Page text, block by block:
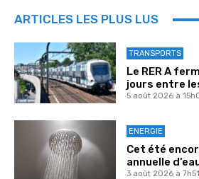
ARTICLES LES PLUS LUS
TRANSPORTS
Le RER A
jours entre
5 août 2026 à
ENERGIE
Cet été
annuelle
3 août 2026 à 7h51